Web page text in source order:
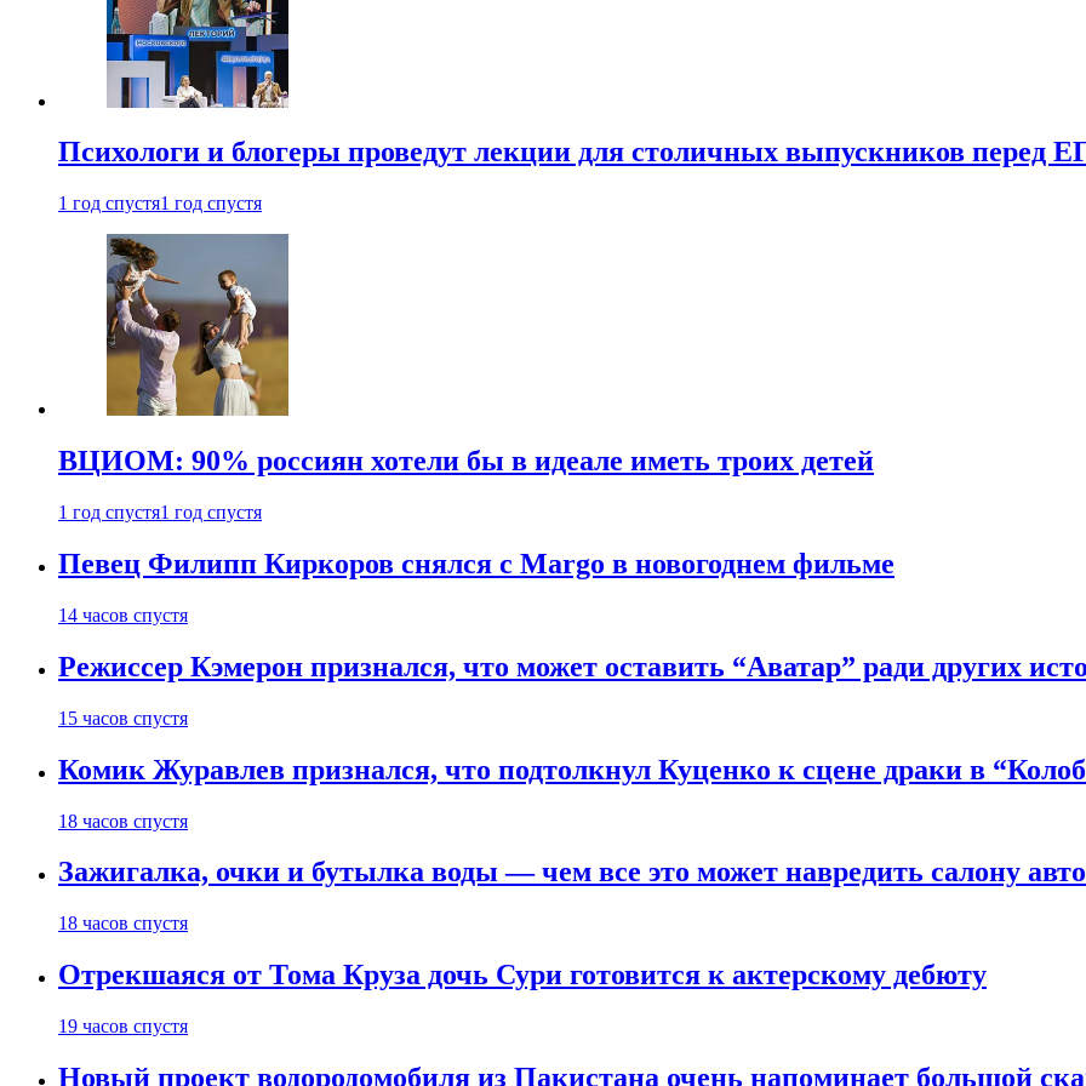
Психологи и блогеры проведут лекции для столичных выпускников перед
1 год спустя1 год спустя
ВЦИОМ: 90% россиян хотели бы в идеале иметь троих детей
1 год спустя1 год спустя
Певец Филипп Киркоров снялся с Margo в новогоднем фильме
14 часов спустя
Режиссер Кэмерон признался, что может оставить “Аватар” ради других
15 часов спустя
Комик Журавлев признался, что подтолкнул Куценко к сцене драки в
18 часов спустя
Зажигалка, очки и бутылка воды — чем все это может навредить салону
18 часов спустя
Отрекшаяся от Тома Круза дочь Сури готовится к актерскому дебюту
19 часов спустя
Новый проект водородомобиля из Пакистана очень напоминает большой